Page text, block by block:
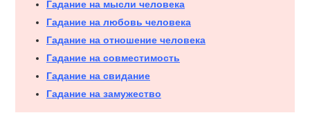
Гадание на мысли человека
Гадание на любовь человека
Гадание на отношение человека
Гадание на совместимость
Гадание на свидание
Гадание на замужество